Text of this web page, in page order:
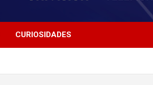
CURIOSIDADES